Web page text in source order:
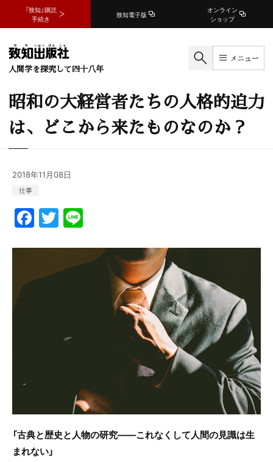
『致知』購読
手続き
致知電子版
オンライン
ショップ
人間学を探究して四十八年
メニュー
昭和の大経営者たちの人格的迫力
は、どこから来たものなのか？
2018年11月08日
仕事
F
a
c
e
T
w
itt
er
e
「古典と歴史と人物の研究――これなくして人間の見識は生
まれない」